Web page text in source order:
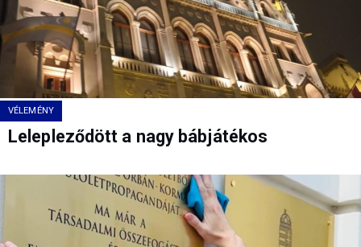
VÉLEMÉNY
Lelepleződött a nagy bábjátékos